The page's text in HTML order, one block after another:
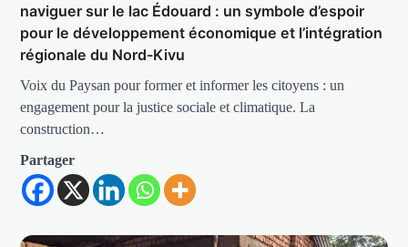
naviguer sur le lac Édouard : un symbole d’espoir
pour le développement économique et l’intégration
régionale du Nord-Kivu
Voix du Paysan pour former et informer les citoyens : un
engagement pour la justice sociale et climatique. La
construction…
Partager